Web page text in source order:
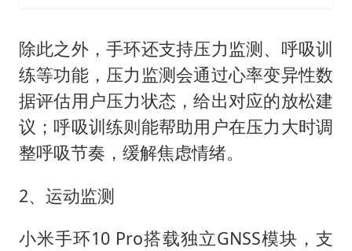
除此之外，手环还支持压力监测、呼吸训
练等功能，压力监测会通过心率变异性数
据评估用户压力状态，给出对应的放松建
议；呼吸训练则能帮助用户在压力大时调
整呼吸节奏，缓解焦虑情绪。
2、运动监测
小米手环10 Pro搭载独立GNSS模块，支